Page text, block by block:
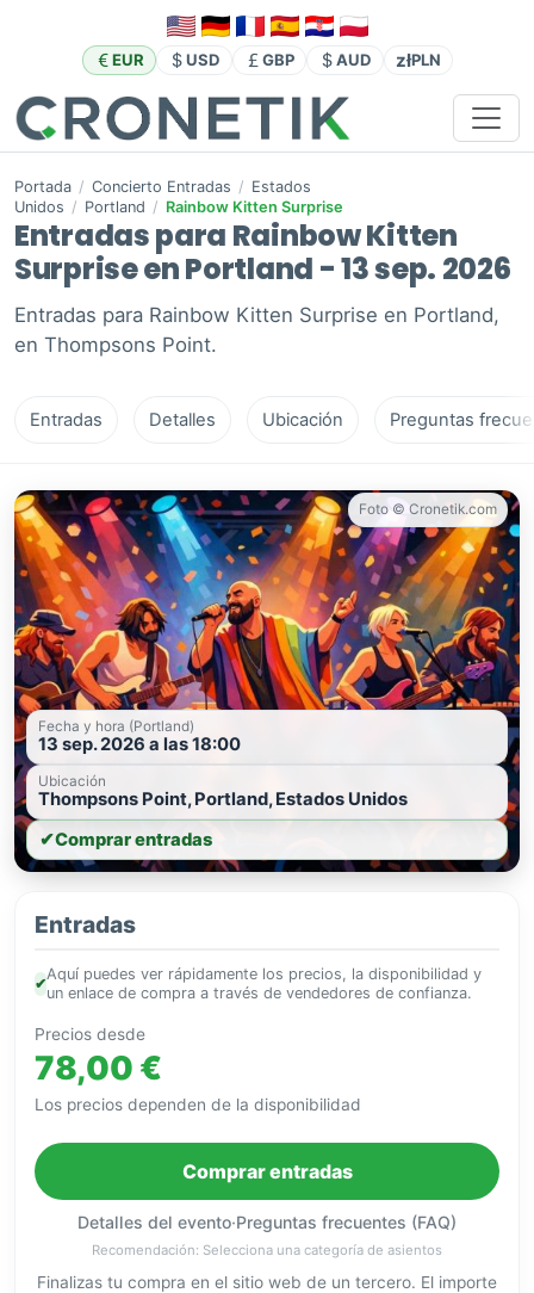
EUR USD GBP AUD złPLN
Portada / Concierto Entradas / Estados
Unidos / Portland / Rainbow Kitten Surprise
Entradas para Rainbow Kitten
Surprise en Portland - 13 sep. 2026
Entradas para Rainbow Kitten Surprise en Portland,
en Thompsons Point.
Entradas Detalles Ubicación Preguntas
Foto © Cronetik.com
Fecha y hora (Portland)
13 sep. 2026 a las 18:00
Ubicación
Thompsons Point, Portland, Estados Unidos
✔Comprar entradas
Entradas
✔
Aquí puedes ver rápidamente los precios, la disponibilidad y
un enlace de compra a través de vendedores de confianza.
Precios desde
78,00 €
Los precios dependen de la disponibilidad
Comprar entradas
Detalles del evento·Preguntas frecuentes (FAQ)
Recomendación: Selecciona una categoría de asientos
Finalizas tu compra en el sitio web de un tercero. El importe